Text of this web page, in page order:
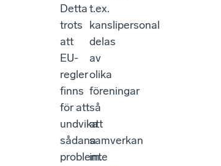
Detta
trots
att
EU-
regler
finns
för att
undvika
sådana
problem.
t.ex.
kanslipersonal
delas
av
olika
föreningar
så
att
samverkan
inte